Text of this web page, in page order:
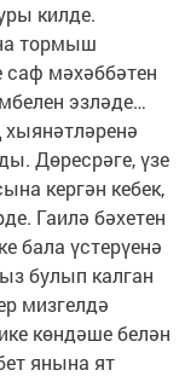
килде.
тормыш
мәхәббәтен
эзләде…
Дөресрәге, үзе
кергән кебек,
Гаилә бәхетен
бала үстерүенә
булып калган
мизгелдә
көндәше белән
янына ят